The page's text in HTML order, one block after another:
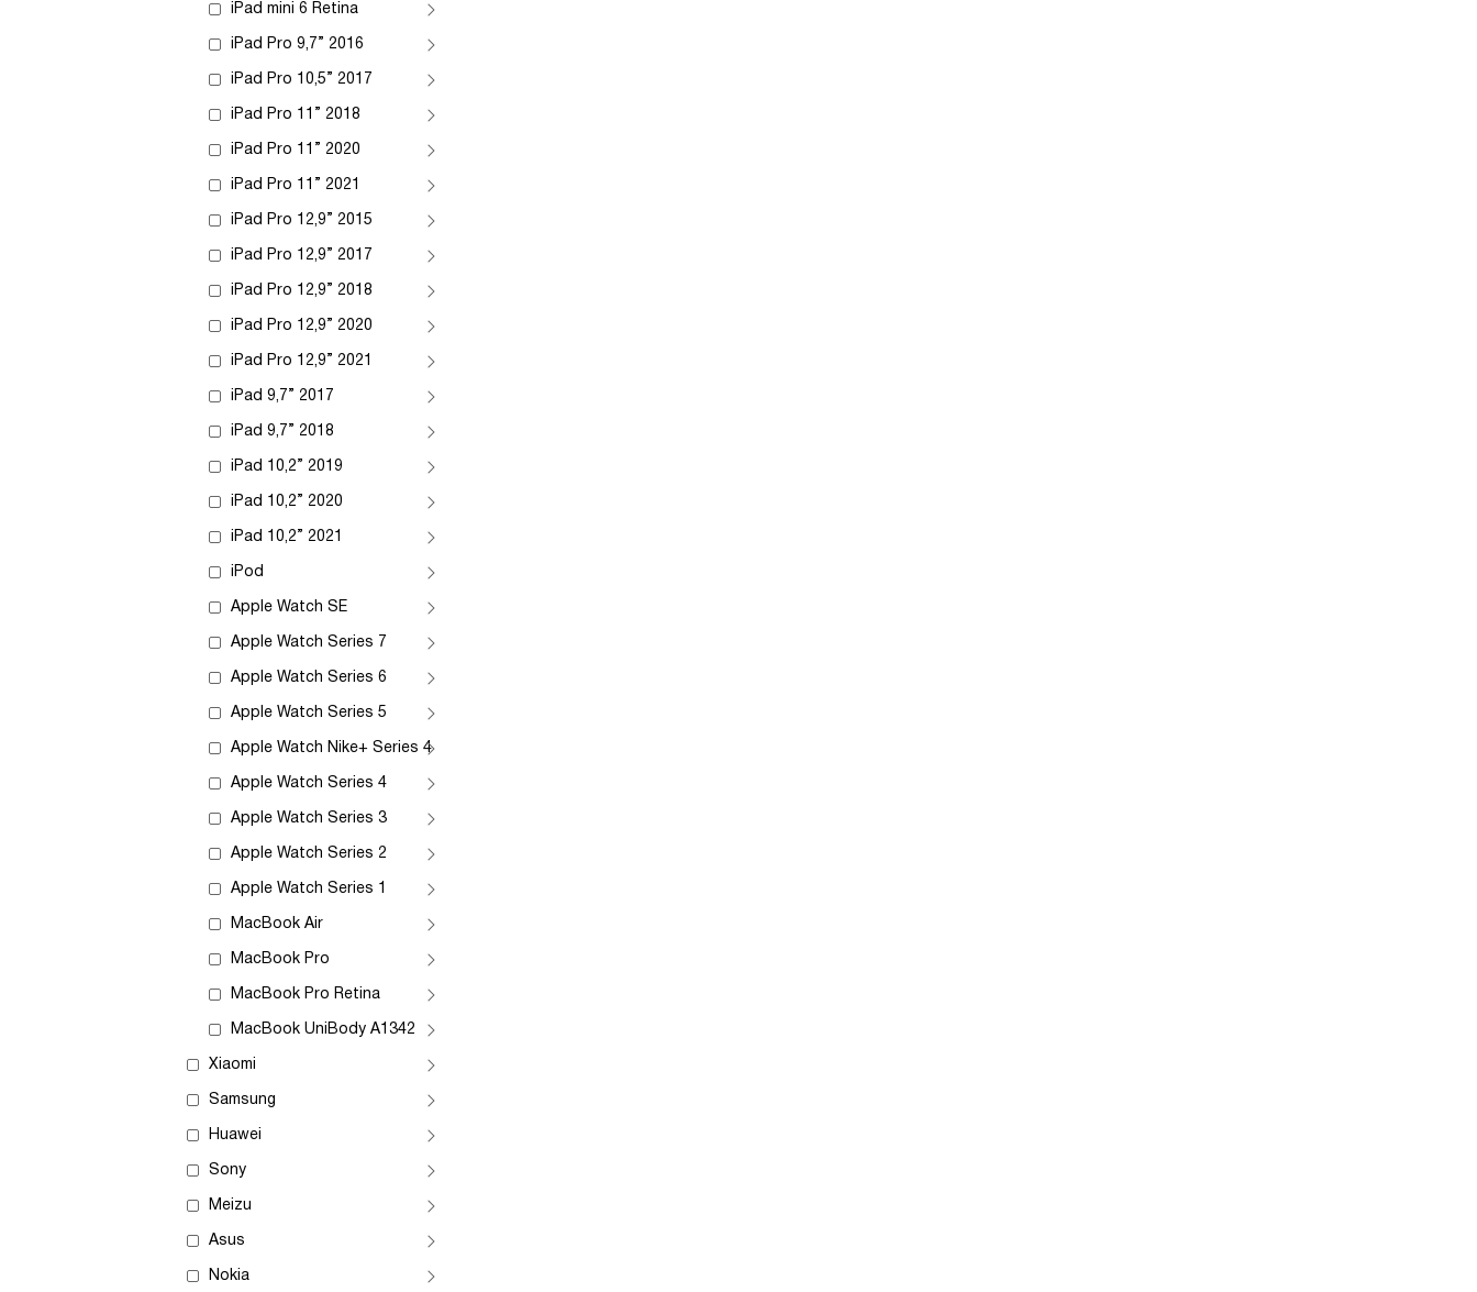
iPad mini 6 Retina
iPad Pro 9,7” 2016
iPad Pro 10,5” 2017
iPad Pro 11” 2018
iPad Pro 11” 2020
iPad Pro 11” 2021
iPad Pro 12,9” 2015
iPad Pro 12,9” 2017
iPad Pro 12,9” 2018
iPad Pro 12,9” 2020
iPad Pro 12,9” 2021
iPad 9,7” 2017
iPad 9,7” 2018
iPad 10,2” 2019
iPad 10,2” 2020
iPad 10,2” 2021
iPod
Apple Watch SE
Apple Watch Series 7
Apple Watch Series 6
Apple Watch Series 5
Apple Watch Nike+ Series 4
Apple Watch Series 4
Apple Watch Series 3
Apple Watch Series 2
Apple Watch Series 1
MacBook Air
MacBook Pro
MacBook Pro Retina
MacBook UniBody A1342
Xiaomi
Samsung
Huawei
Sony
Meizu
Asus
Nokia